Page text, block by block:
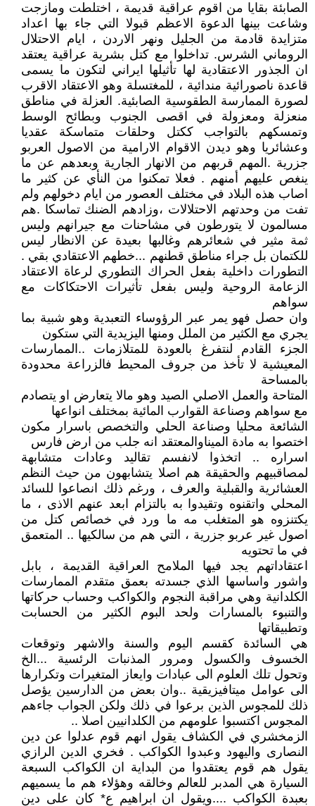
الصابئة بقايا من اقوم عراقية قديمة ، اختلطت ومازجت
وشاعت بينها الدعوة الاعظم قبولا التي جاء بها اعداد
متزايدة قادمة من الجليل ونهر الاردن ، ايام الاحتلال
الروماني الشرس. تداخلوا مع كتل بشرية عراقية يعتقد
ان الجذور الاعتقادية لها تأثيلها ايراني لتكون ما يسمى
قاعدة ناصورائية مندائية ، للمغتسلة وهو الاعتقاد الاقرب
لصورة الممارسة الطقوسية الصابئية. العزلة في مناطق
منعزلة ومعزولة في اقصى الجنوب وبطائح الوسط
وتمسكهم بالتواجب ككتل وحلقات متماسكة عقديا
وعشائريا وهو ديدن الاقوام الارامية من الاصول العربو
جزرية .المهم قربهم من الانهار الجارية وبعدهم عن ما
ينغص عليهم أمنهم . فعلا تمكنوا من النأي عن كثير ما
اصاب هذه البلاد في مختلف العصور من ايام دخولهم ولم
تفت من وحدتهم الاحتلالات ،وزادهم الضنك تماسكا .هم
مسالمون لا يتورطون في مشاحنات مع جيرانهم وليس
ثمة مثير في شعائرهم وغالبها بعيدة عن الانظار ليس
للكتمان بل جراء مناطق قطنهم ...خطهم الاعتقادي بقي .
التطورات داخلية بفعل الحراك التطوري لرعاة الاعتقاد
الزعامة الروحية وليس بفعل تأثيرات الاحتكاكات مع
سواهم
وان حصل فهو يمر عبر الرؤوساء التعبدية وهو شبية بما
يجري مع الكثير من الملل ومنها اليزيدية التي ستكون
الجزء القادم لنتفرغ بالعودة للمتلازمات ..الممارسات
المعيشية لا تأخذ من جروف المحيط فالزراعة محدودة
بالمساحة
المتاحة والعمل الاصلي الصيد وهو مالا يتعارض او يتصادم
مع سواهم وصناعة القوارب المائية بمختلف انواعها
الشائعة محليا وصناعة الحلي والتخصص باسرار مكون
اختصوا به مادة الميناوالمعتقد انه جلب من ارض فارس
اسراره .. اتخذوا لانفسم تقاليد وعادات متشابهة
لمصاقبيهم والحقيقة هم اصلا يتشابهون من حيث النظم
العشائرية والقبلية والعرف ، ورغم ذلك انصاعوا للسائد
المحلي واتقنوه وتقيدوا به بالتزام ابعد عنهم الاذى ، ما
يكتنزوه هو المتغلب مه ما ورد في خصائص كتل من
اصول غير عربو جزرية ، التي هم من سالكيها .. المتعمق
في ما تحتويه
اعتقاداتهم يجد فيها الملامح العراقية القديمة ، بابل
واشور واساسها الذي جسدته بعمق متقدم الممارسات
الكلدانية وهي مراقبة النجوم والكواكب وحساب حركاتها
والتنبوء بالمسارات ولحد البوم الكثير من الحسابت
وتطبيقاتها
هي السائدة كقسم اليوم والسنة والاشهر وتوقعات
الخسوف والكسول ومرور المذنبات الرئسية ...الخ
وتحول تلك العلوم الى عبادات وايعاز المتغيرات وتكرارها
الى عوامل ميتافيزيقية ..وان بعض من الدارسين يؤصل
ذلك للمجوس الذين برعوا في ذلك ولكن الجواب جاءهم
المجوس اكتسبوا علومهم من الكلدانيين اصلا ..
الزمخشري في الكشاف يقول انهم قوم عدلوا عن دين
النصارى واليهود وعبدوا الكواكب . فخري الدين الرازي
يقول هم قوم يعتقدوا من البداية ان الكواكب السبعة
السيارة هي المدبر للعالم وخالقه وهؤلاء هم ما يسميهم
بعبدة الكواكب ....ويقول ان ابراهيم ع* كان على دين